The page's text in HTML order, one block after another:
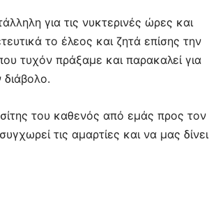
για τις νυκτερινές ώρες και
το έλεος και ζητά επίσης την
τυχόν πράξαμε και παρακαλεί για
του καθενός από εμάς προς τον
τις αμαρτίες και να μας δίνει